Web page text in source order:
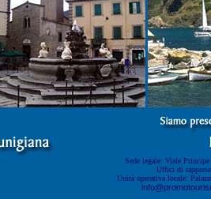
Sede legale: Viale
Uffici di
Unità operativa locale: